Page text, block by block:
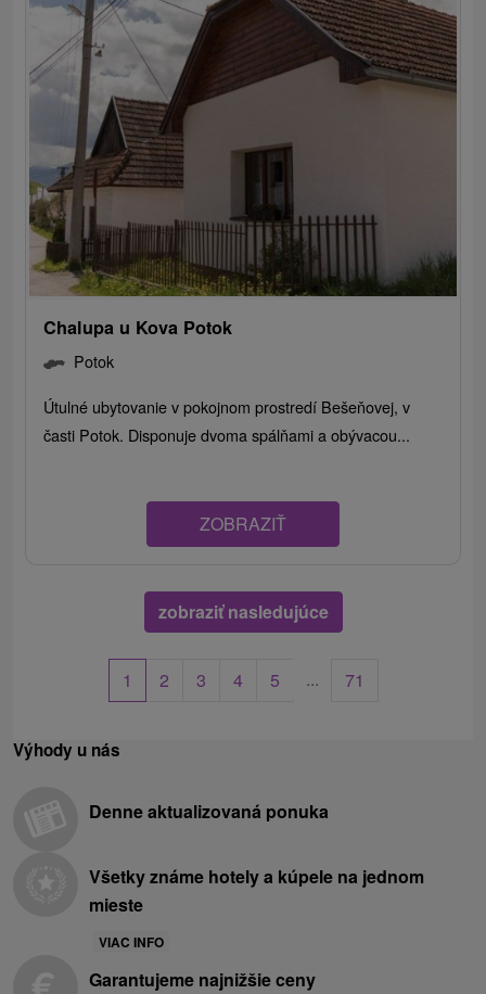
Chalupa u Kova Potok
Potok
Útulné ubytovanie v pokojnom prostredí Bešeňovej, v
časti Potok. Disponuje dvoma spálňami a obývacou...
ZOBRAZIŤ
zobraziť nasledujúce
1 2 3 4 5 ... 71
Výhody u nás
Denne aktualizovaná ponuka
Všetky známe hotely a kúpele na jednom
mieste
VIAC INFO
Garantujeme najnižšie ceny